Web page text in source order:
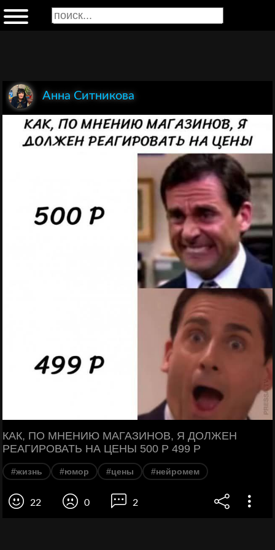
Анна Ситникова
КАК, ПО МНЕНИЮ МАГАЗИНОВ, Я ДОЛЖЕН
РЕАГИРОВАТЬ НА ЦЕНЫ 500 Р 499 Р
#жизнь #юмор #цены #нейромем
22 0 2